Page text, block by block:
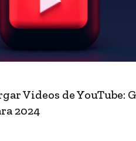
Videos de YouTube:
2024